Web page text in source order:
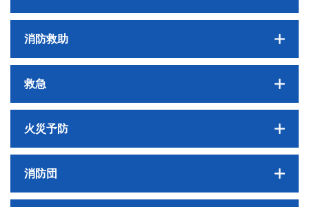
消防救助
救急
火災予防
消防団